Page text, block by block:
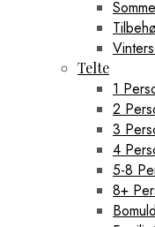
Telte
1
2
3
4
5-8
8+